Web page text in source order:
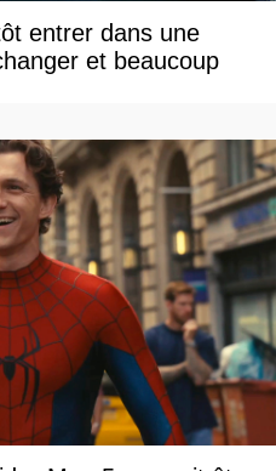
entrer dans une
et beaucoup